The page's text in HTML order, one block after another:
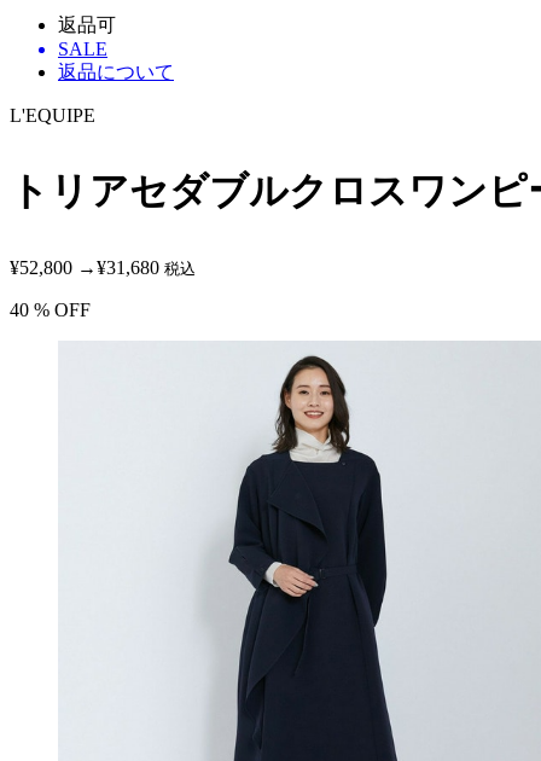
返品可
SALE
返品について
L'EQUIPE
トリアセダブルクロスワンピ
¥52,800 →¥31,680 税込
40 % OFF